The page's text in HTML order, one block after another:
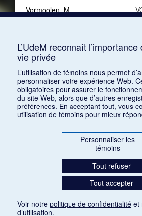
Vormoolen, M.
Vuillermoz, Émile
L’UdeM reconnaît
vie privée
L’utilisation de témoins nous permet
personnaliser votre expérience Web.
obligatoires pour assurer le
du site Web, alors que d’autres
préférences. En acceptant tout, vous
utilisation de témoins pour mieux
Personnaliser les
témoins
Tout refuser
Tout accepter
Voir notre politique de confidentialité et
d’utilisation.